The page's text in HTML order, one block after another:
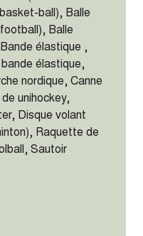
ball), Balle
Balle
élastique ,
élastique,
nordique, Canne
unihockey,
Disque volant
Raquette de
Sautoir